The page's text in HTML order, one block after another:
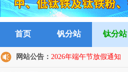
首页 钒分站 钛分站
网站公告： 2026年端午节放假通知